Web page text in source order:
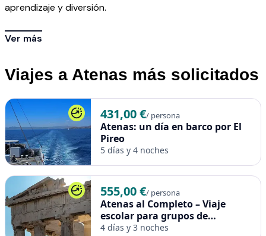
aprendizaje y diversión.
Ver más
Viajes a Atenas más solicitados
431,00 €/ persona
Atenas: un día en barco por El
Pireo
5 días y 4 noches
555,00 €/ persona
Atenas al Completo – Viaje
escolar para grupos de
bachillerato
4 días y 3 noches